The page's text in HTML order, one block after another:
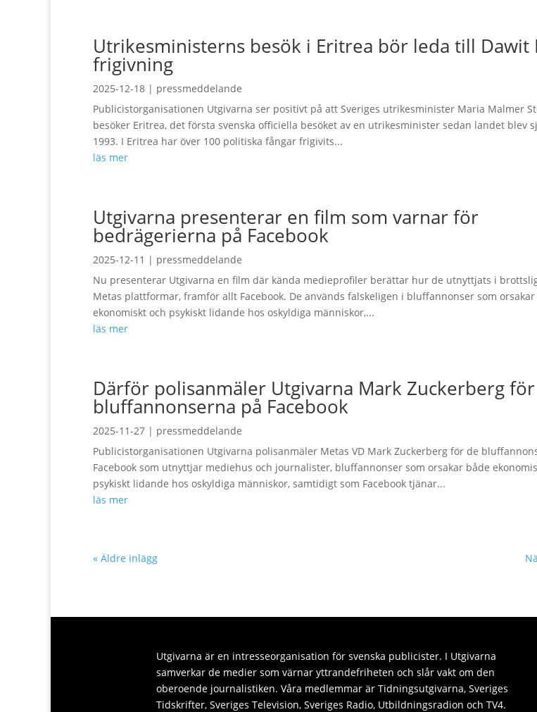
Utrikesministerns besök i Eritrea bör leda till Dawit
frigivning
2025-12-18 | pressmeddelande
Publicistorganisationen Utgivarna ser positivt på att Sveriges utrikesminister Maria Malmer
besöker Eritrea, det första svenska officiella besöket av en utrikesminister sedan landet blev
1993. I Eritrea har över 100 politiska fångar frigivits...
läs mer
Utgivarna presenterar en film som varnar för
bedrägerierna på Facebook
2025-12-11 | pressmeddelande
Nu presenterar Utgivarna en film där kända medieprofiler berättar hur de utnyttjats i
Metas plattformar, framför allt Facebook. De används falskeligen i bluffannonser som orsakar
ekonomiskt och psykiskt lidande hos oskyldiga människor,...
läs mer
Därför polisanmäler Utgivarna Mark Zuckerberg för
bluffannonserna på Facebook
2025-11-27 | pressmeddelande
Publicistorganisationen Utgivarna polisanmäler Metas VD Mark Zuckerberg för de
Facebook som utnyttjar mediehus och journalister, bluffannonser som orsakar både
psykiskt lidande hos oskyldiga människor, samtidigt som Facebook tjänar...
läs mer
« Äldre inlägg
Utgivarna är en intresseorganisation för svenska publicister. I Utgivarna
samverkar de medier som värnar yttrandefriheten och slår vakt om den
oberoende journalistiken. Våra medlemmar är Tidningsutgivarna, Sveriges
Tidskrifter, Sveriges Television, Sveriges Radio, Utbildningsradion och TV4.